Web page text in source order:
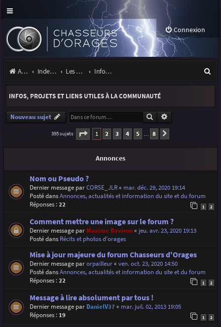
Connexion
Accueil Index du forum Les orages Infos, projets et liens utiles à la communauté
e
r
INFOS, PROJETS ET LIENS UTILES À LA COMMUNAUTÉ
Nouveau sujet Rechercher
395 sujets Page 1sur
1 2 3 4 5 … 8
Annonces
Nom ou Pseudo ?
Dernier message parCORSE_JLR« mar. déc. 29, 2020 19:14
Posté dansAnnonces, actualités et information du site et du forum
Réponses :22 1 2
Comment mettre une image sur le forum ?
Dernier message par Maxime Daviron« jeu. avr. 23, 2020 19:13
Posté dans Récits et photos d'orages
Mise à jour majeure du forum Chasseurs d'Orages
Dernier message parorpailleur« ven. oct. 23, 2020 14:50
Posté dansAnnonces, actualités et information du site et du forum
Réponses :22 1 2
Message à lire absolument par tous !
Dernier message par DanielV37« mar. juil. 02, 2013 19:05
Réponses : 19 1 2